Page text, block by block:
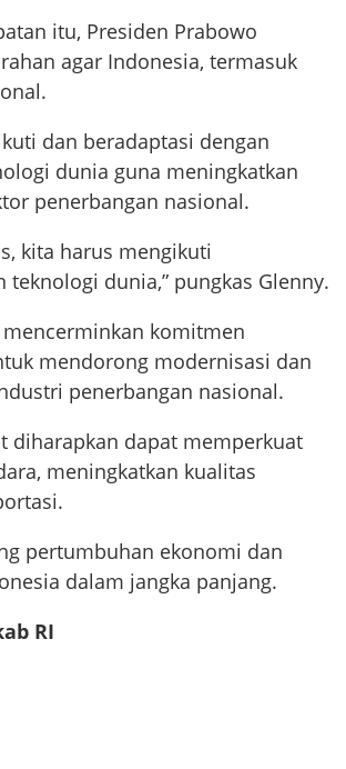
itu, Presiden Prabowo
agar Indonesia, termasuk
dan beradaptasi dengan
dunia guna meningkatkan
penerbangan nasional.
kita harus mengikuti
teknologi dunia,” pungkas Glenny.
komitmen
mendorong modernisasi dan
penerbangan nasional.
diharapkan dapat memperkuat
meningkatkan kualitas
pertumbuhan ekonomi dan
dalam jangka panjang.
RI